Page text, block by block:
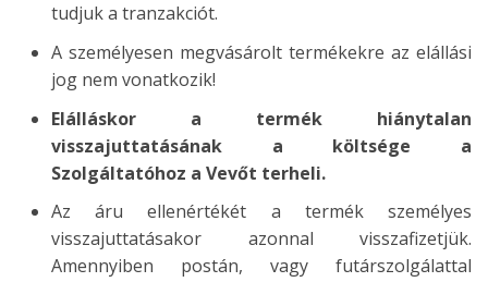
tudjuk a tranzakciót.
A személyesen megvásárolt termékekre az elállási
jog nem vonatkozik!
Elálláskor a termék hiánytalan
visszajuttatásának a költsége a
Szolgáltatóhoz a Vevőt terheli.
Az áru ellenértékét a termék személyes
visszajuttatásakor azonnal visszafizetjük.
Amennyiben postán, vagy futárszolgálattal